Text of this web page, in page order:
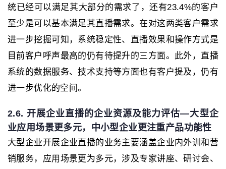
统已经可以满足其大部分的需求了，还有23.4%的客户
至少是可以基本满足其直播需求。在对这两类客户需求
进一步挖掘可知，系统稳定性、直播效果和操作方式是
目前客户呼声最高的仍有待提升的三方面。此外，直播
系统的数据服务、技术支持等方面也有客户提及，仍有
进一步优化的空间。
2.6. 开展企业直播的企业资源及能力评估—大型企
业应用场景更多元，中小型企业更注重产品功能性
大型企业开展企业直播的业务主要涵盖企业内外训和营
销服务，应用场景更为多元，涉及专家讲座、研讨会、